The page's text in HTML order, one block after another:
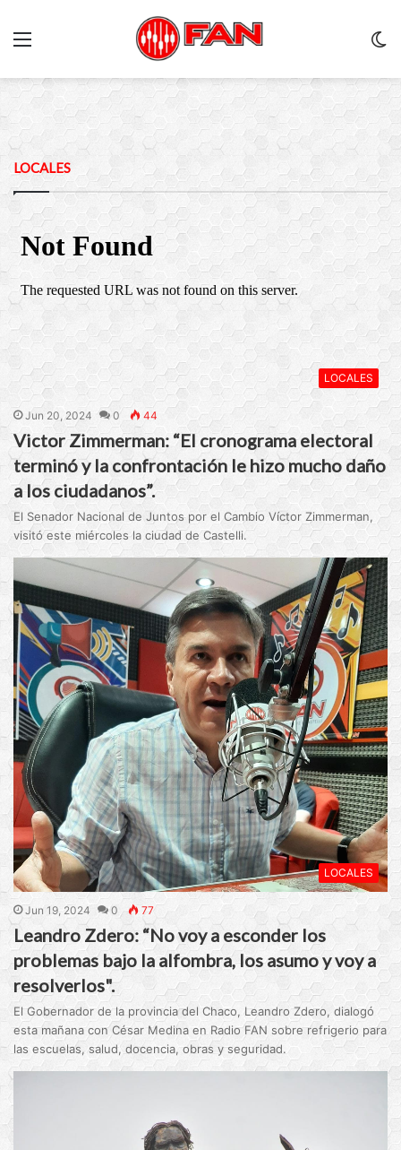
LOCALES
LOCALES
Jun 20, 2024 0 44
Victor Zimmerman: “El cronograma electoral
terminó y la confrontación le hizo mucho daño
a los ciudadanos”.
El Senador Nacional de Juntos por el Cambio Víctor Zimmerman,
visitó este miércoles la ciudad de Castelli.
LOCALES
Jun 19, 2024 0 77
Leandro Zdero: “No voy a esconder los
problemas bajo la alfombra, los asumo y voy a
resolverlos".
El Gobernador de la provincia del Chaco, Leandro Zdero, dialogó
esta mañana con César Medina en Radio FAN sobre refrigerio para
las escuelas, salud, docencia, obras y seguridad.